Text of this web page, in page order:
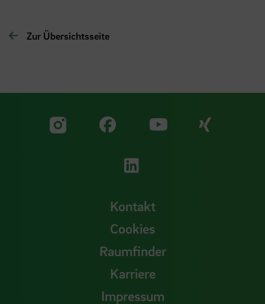
Zur Übersichtsseite
Zu unserer Facebook
Zu
Zu unserer
Kontakt
Cookies
Raumfinder
Karriere
Impressum